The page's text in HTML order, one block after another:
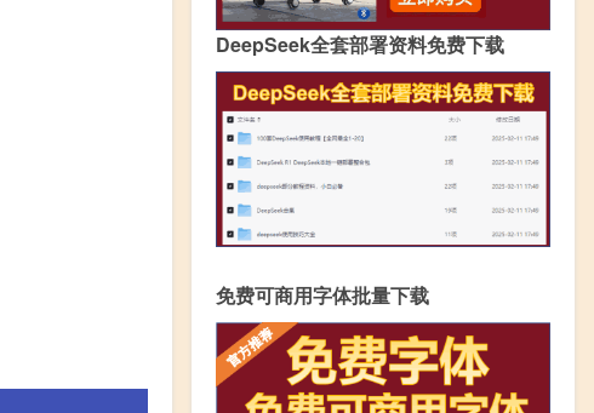
DeepSeek全套部署资料免费下载
免费可商用字体批量下载